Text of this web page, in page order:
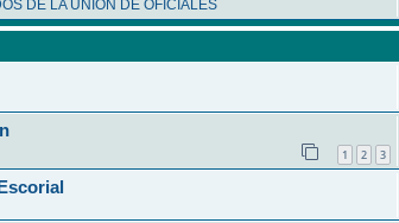
DE LA UNIÓN DE OFICIALES
1 2 3